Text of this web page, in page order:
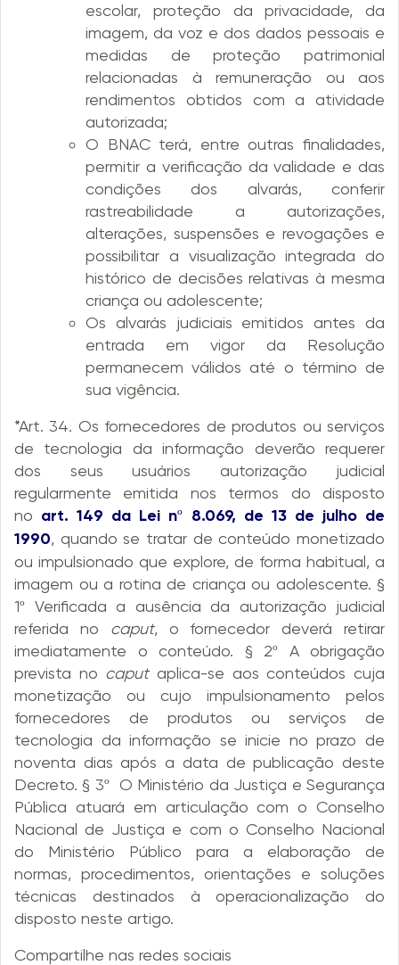
escolar, proteção da privacidade, da
imagem, da voz e dos dados pessoais e
medidas de proteção patrimonial
relacionadas à remuneração ou aos
rendimentos obtidos com a atividade
autorizada;
O BNAC terá, entre outras finalidades,
permitir a verificação da validade e das
condições dos alvarás, conferir
rastreabilidade a autorizações,
alterações, suspensões e revogações e
possibilitar a visualização integrada do
histórico de decisões relativas à mesma
criança ou adolescente;
Os alvarás judiciais emitidos antes da
entrada em vigor da Resolução
permanecem válidos até o término de
sua vigência.
*Art. 34. Os fornecedores de produtos ou serviços
de tecnologia da informação deverão requerer
dos seus usuários autorização judicial
regularmente emitida nos termos do disposto
no art. 149 da Lei nº 8.069, de 13 de julho de
1990, quando se tratar de conteúdo monetizado
ou impulsionado que explore, de forma habitual, a
imagem ou a rotina de criança ou adolescente. §
1º Verificada a ausência da autorização judicial
referida no caput, o fornecedor deverá retirar
imediatamente o conteúdo. § 2º A obrigação
prevista no caputaplica-se aos conteúdos cuja
monetização ou cujo impulsionamento pelos
fornecedores de produtos ou serviços de
tecnologia da informação se inicie no prazo de
noventa dias após a data de publicação deste
Decreto. § 3º O Ministério da Justiça e Segurança
Pública atuará em articulação com o Conselho
Nacional de Justiça e com o Conselho Nacional
do Ministério Público para a elaboração de
normas, procedimentos, orientações e soluções
técnicas destinados à operacionalização do
disposto neste artigo.
Compartilhe nas redes sociais